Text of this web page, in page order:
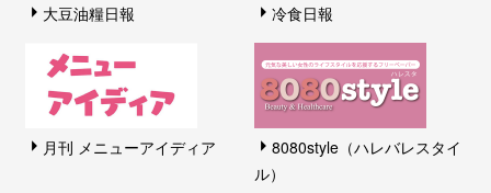
大豆油糧日報 冷食日報
月刊 メニューアイディア
8080style（ハレバレスタイ
ル）